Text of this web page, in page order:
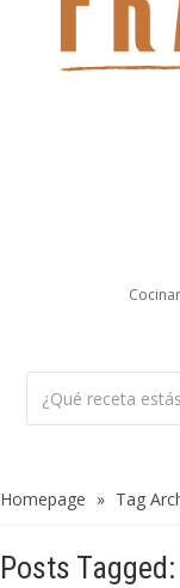
Homepage » Tag
Posts